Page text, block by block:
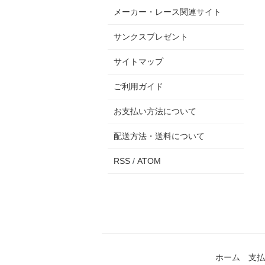
メーカー・レース関連サイト
サンクスプレゼント
サイトマップ
ご利用ガイド
お支払い方法について
配送方法・送料について
RSS / ATOM
ホーム 支